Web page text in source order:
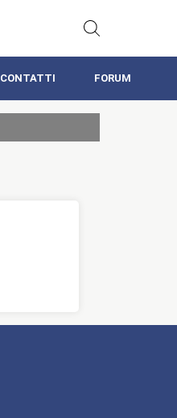
CONTATTI FORUM